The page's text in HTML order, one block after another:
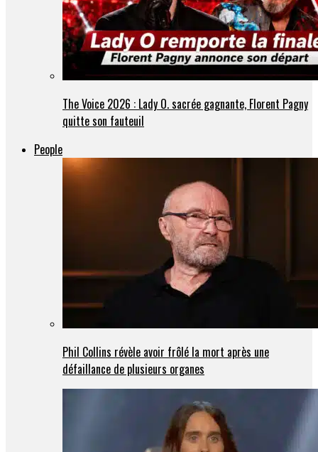
The Voice 2026 : Lady O. sacrée gagnante, Florent Pagny
quitte son fauteuil
People
Phil Collins révèle avoir frôlé la mort après une
défaillance de plusieurs organes